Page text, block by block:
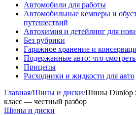
Автомобили для работы
Автомобильные кемперы и
путешествий
Автохимия и детейлинг для
Без рубрики
Гаражное хранение и
Подержанные авто: что
Прицепы
Расходники и жидкости для авто
Главная/Шины и диски/Шины Dunlop
класс — честный разбор
Шины и диски